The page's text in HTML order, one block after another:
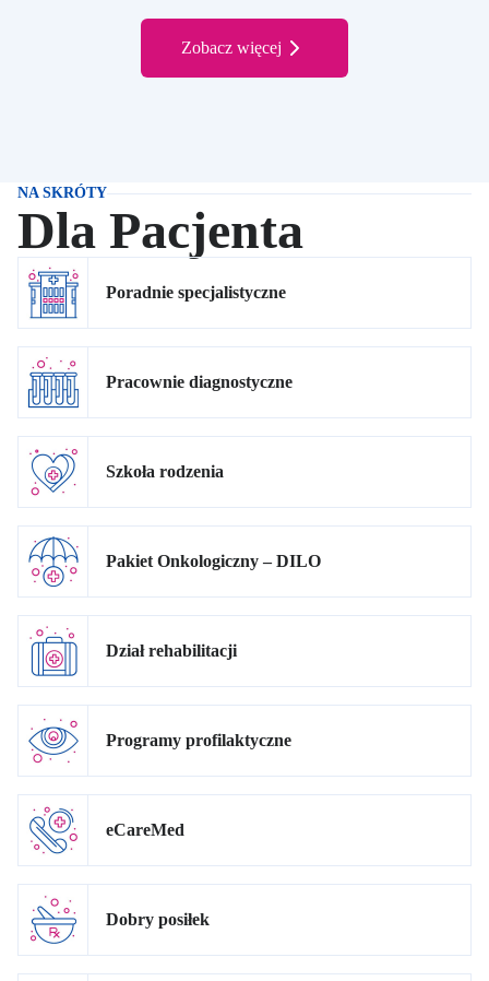
Zobacz więcej
NA SKRÓTY
Dla Pacjenta
Poradnie specjalistyczne
Pracownie diagnostyczne
Szkoła rodzenia
Pakiet Onkologiczny – DILO
Dział rehabilitacji
Programy profilaktyczne
eCareMed
Dobry posiłek